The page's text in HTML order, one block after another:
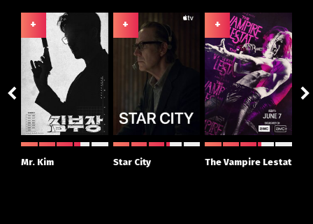
+
Mr. Kim
+
Star City
+
The Vampire Lestat